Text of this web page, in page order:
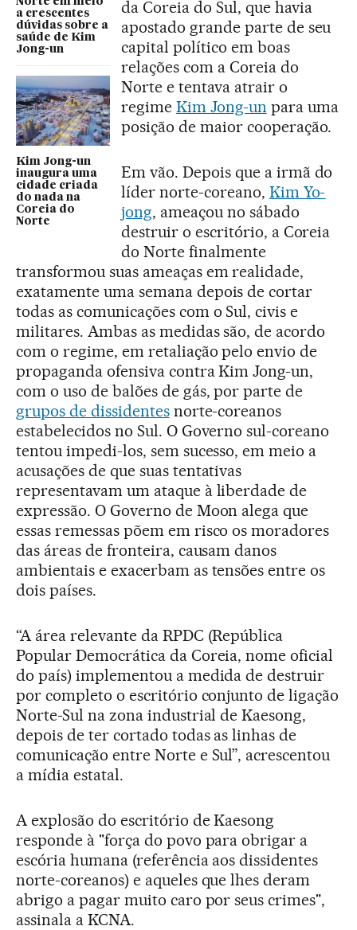
a crescentes
dúvidas sobre a
saúde de Kim
Jong-un
Kim Jong-un
inaugura uma
cidade criada
do nada na
Coreia do
Norte
da Coreia do Sul, que havia
apostado grande parte de seu
capital político em boas
relações com a Coreia do
Norte e tentava atrair o
regime Kim Jong-un para uma
posição de maior cooperação.
Em vão. Depois que a irmã do
líder norte-coreano, Kim Yo-
jong, ameaçou no sábado
destruir o escritório, a Coreia
do Norte finalmente
transformou suas ameaças em realidade,
exatamente uma semana depois de cortar
todas as comunicações com o Sul, civis e
militares. Ambas as medidas são, de acordo
com o regime, em retaliação pelo envio de
propaganda ofensiva contra Kim Jong-un,
com o uso de balões de gás, por parte de
grupos de dissidentesnorte-coreanos
estabelecidos no Sul. O Governo sul-coreano
tentou impedi-los, sem sucesso, em meio a
acusações de que suas tentativas
representavam um ataque à liberdade de
expressão. O Governo de Moon alega que
essas remessas põem em risco os moradores
das áreas de fronteira, causam danos
ambientais e exacerbam as tensões entre os
dois países.
“A área relevante da RPDC (República
Popular Democrática da Coreia, nome oficial
do país) implementou a medida de destruir
por completo o escritório conjunto de ligação
Norte-Sul na zona industrial de Kaesong,
depois de ter cortado todas as linhas de
comunicação entre Norte e Sul”, acrescentou
a mídia estatal.
A explosão do escritório de Kaesong
responde à "força do povo para obrigar a
escória humana (referência aos dissidentes
norte-coreanos) e aqueles que lhes deram
abrigo a pagar muito caro por seus crimes",
assinala a KCNA.